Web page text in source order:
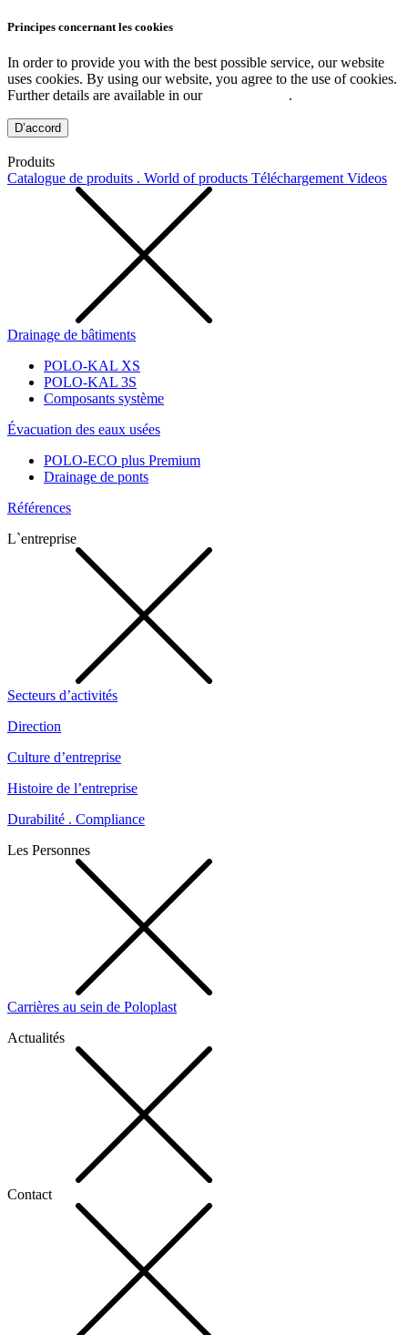
Principes concernant les cookies
In order to provide you with the best possible service, our website
uses cookies. By using our website, you agree to the use of cookies.
Further details are available in our
.
D’accord
Produits
Catalogue de produits . World of products Téléchargement Videos
Drainage de bâtiments
POLO-KAL XS
POLO-KAL 3S
Composants système
Évacuation des eaux usées
POLO-ECO plus Premium
Drainage de ponts
Références
L`entreprise
Secteurs d’activités
Direction
Culture d’entreprise
Histoire de l’entreprise
Durabilité . Compliance
Les Personnes
Carrières au sein de Poloplast
Actualités
Contact